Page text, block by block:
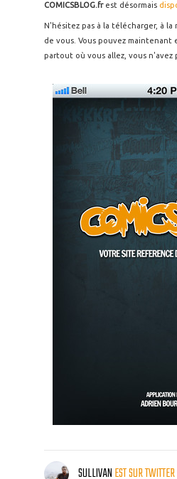
COMICSBLOG.frest désormais
N'hésitez pas à la télécharger, à
de vous. Vous pouvez maintenant
partout où vous allez, vous n'avez
SULLIVANEST SUR TWITTER